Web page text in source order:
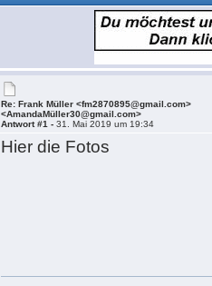
Re: Frank Müller <fm2870895@gmail.com>
<AmandaMüller30@gmail.com>
Antwort #1 -31. Mai 2019 um 19:34
Hier die Fotos